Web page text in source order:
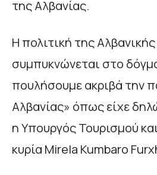
της Αλβανίας.
Η πολιτική της
συμπυκνώνεται στο
πουλήσουμε ακριβά την
Αλβανίας» όπως είχε
η Υπουργός Τουρισμού
κυρία Mirela Kumbaro